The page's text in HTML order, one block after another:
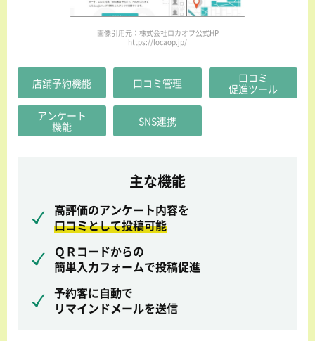
画像引用元：株式会社ロカオプ公式HP
https://locaop.jp/
店舗予約機能 口コミ管理
口コミ
促進ツール
アンケート
機能
SNS連携
主な機能
高評価のアンケート内容を
口コミとして投稿可能
ＱＲコードからの
簡単入力フォームで投稿促進
予約客に自動で
リマインドメールを送信